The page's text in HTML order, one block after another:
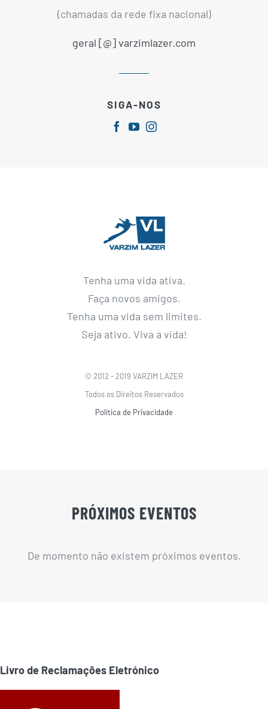
(chamadas da rede fixa nacional)
geral [@] varzimlazer.com
SIGA-NOS
Tenha uma vida ativa.
Faça novos amigos.
Tenha uma vida sem limites.
Seja ativo. Viva a vida!
© 2012 - 2019 VARZIM LAZER
Todos os Direitos Reservados
Política de Privacidade
PRÓXIMOS EVENTOS
De momento não existem próximos eventos.
Livro de Reclamações Eletrónico